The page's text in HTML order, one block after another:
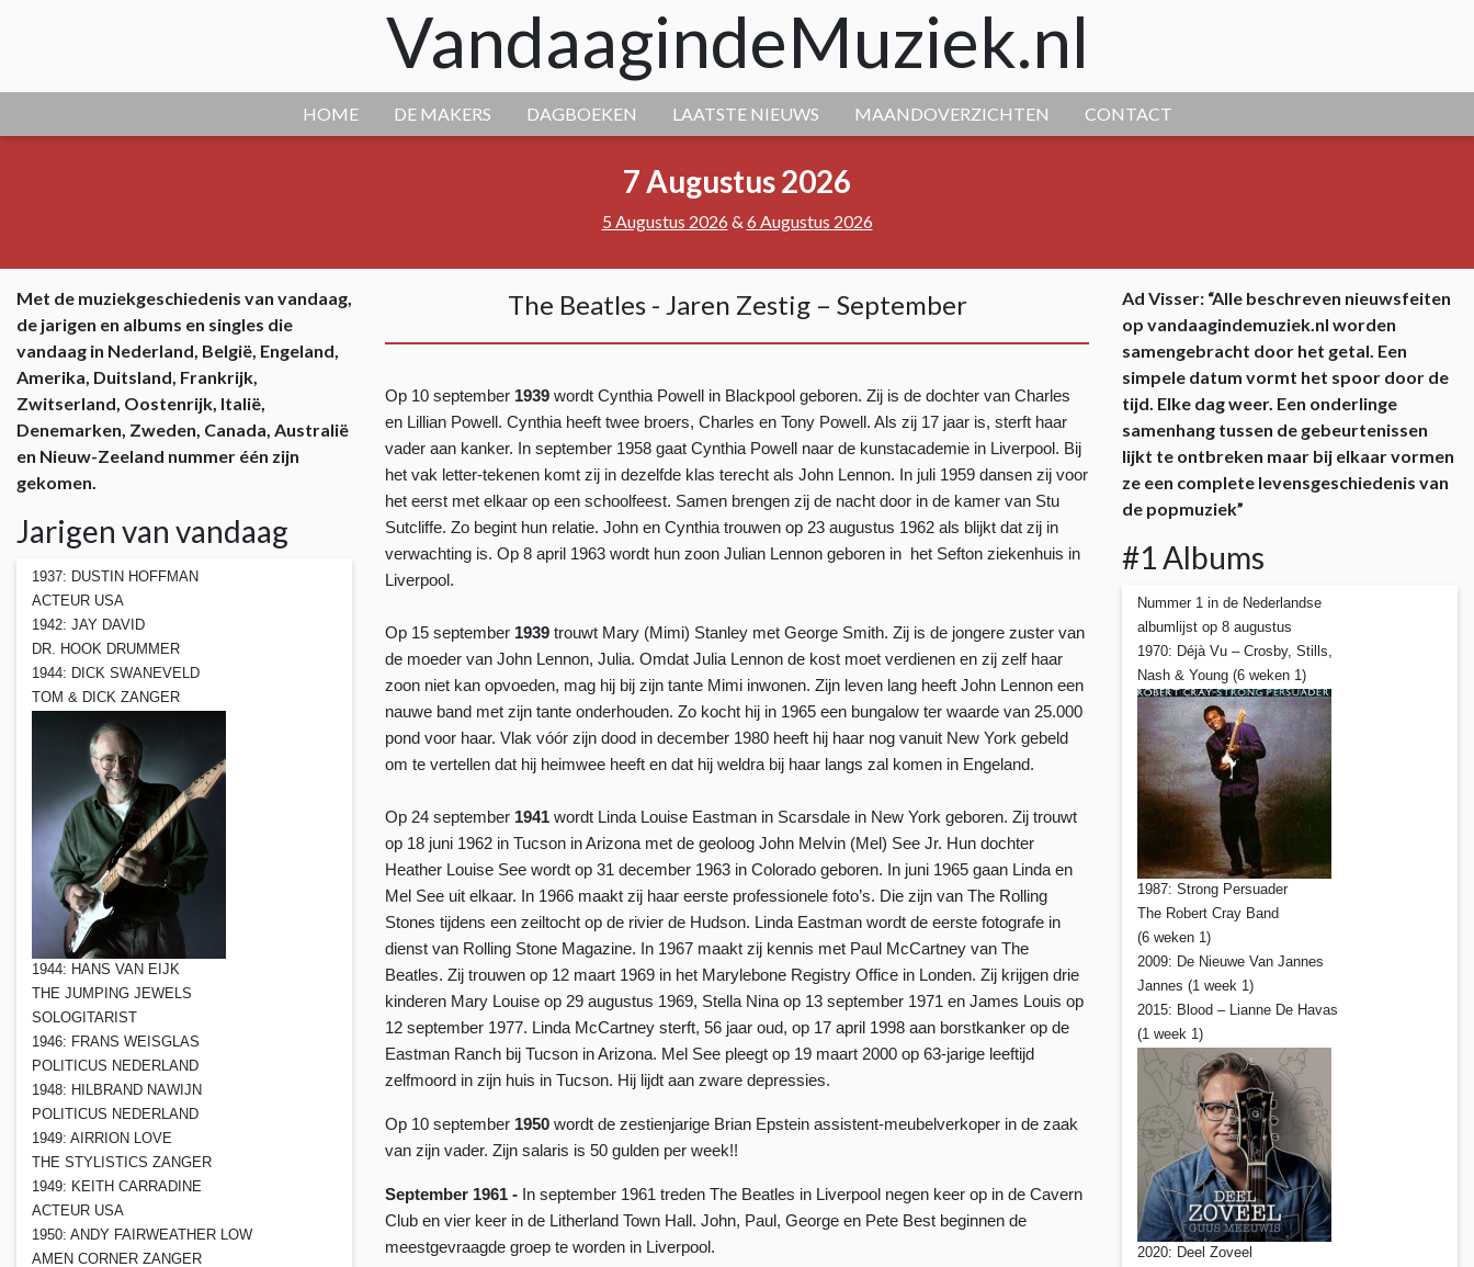
VandaagindeMuziek.nl
HOME DE MAKERS DAGBOEKEN LAATSTE NIEUWS MAANDOVERZICHTEN CONTACT
7 Augustus 2026
5 Augustus 2026 & 6 Augustus 2026
Met de muziekgeschiedenis van vandaag,
de jarigen en albums en singles die
vandaag in Nederland, België, Engeland,
Amerika, Duitsland, Frankrijk,
Zwitserland, Oostenrijk, Italië,
Denemarken, Zweden, Canada, Australië
en Nieuw-Zeeland nummer één zijn
gekomen.
Jarigen van vandaag
1937: DUSTIN HOFFMAN
ACTEUR USA
1942: JAY DAVID
DR. HOOK DRUMMER
1944: DICK SWANEVELD
TOM & DICK ZANGER
1944: HANS VAN EIJK
THE JUMPING JEWELS
SOLOGITARIST
1946: FRANS WEISGLAS
POLITICUS NEDERLAND
1948: HILBRAND NAWIJN
POLITICUS NEDERLAND
1949: AIRRION LOVE
THE STYLISTICS ZANGER
1949: KEITH CARRADINE
ACTEUR USA
1950: ANDY FAIRWEATHER LOW
AMEN CORNER ZANGER
The Beatles - Jaren Zestig – September
Op 10 september 1939 wordt Cynthia Powell in Blackpool geboren. Zij is de dochter van Charles
en Lillian Powell. Cynthia heeft twee broers, Charles en Tony Powell. Als zij 17 jaar is, sterft haar
vader aan kanker. In september 1958 gaat Cynthia Powell naar de kunstacademie in Liverpool. Bij
het vak letter-tekenen komt zij in dezelfde klas terecht als John Lennon. In juli 1959 dansen zij voor
het eerst met elkaar op een schoolfeest. Samen brengen zij de nacht door in de kamer van Stu
Sutcliffe. Zo begint hun relatie. John en Cynthia trouwen op 23 augustus 1962 als blijkt dat zij in
verwachting is. Op 8 april 1963 wordt hun zoon Julian Lennon geboren in het Sefton ziekenhuis in
Liverpool.
Op 15 september 1939 trouwt Mary (Mimi) Stanley met George Smith. Zij is de jongere zuster van
de moeder van John Lennon, Julia. Omdat Julia Lennon de kost moet verdienen en zij zelf haar
zoon niet kan opvoeden, mag hij bij zijn tante Mimi inwonen. Zijn leven lang heeft John Lennon een
nauwe band met zijn tante onderhouden. Zo kocht hij in 1965 een bungalow ter waarde van 25.000
pond voor haar. Vlak vóór zijn dood in december 1980 heeft hij haar nog vanuit New York gebeld
om te vertellen dat hij heimwee heeft en dat hij weldra bij haar langs zal komen in Engeland.
Op 24 september 1941 wordt Linda Louise Eastman in Scarsdale in New York geboren. Zij trouwt
op 18 juni 1962 in Tucson in Arizona met de geoloog John Melvin (Mel) See Jr. Hun dochter
Heather Louise See wordt op 31 december 1963 in Colorado geboren. In juni 1965 gaan Linda en
Mel See uit elkaar. In 1966 maakt zij haar eerste professionele foto’s. Die zijn van The Rolling
Stones tijdens een zeiltocht op de rivier de Hudson. Linda Eastman wordt de eerste fotografe in
dienst van Rolling Stone Magazine. In 1967 maakt zij kennis met Paul McCartney van The
Beatles. Zij trouwen op 12 maart 1969 in het Marylebone Registry Office in Londen. Zij krijgen drie
kinderen Mary Louise op 29 augustus 1969, Stella Nina op 13 september 1971 en James Louis op
12 september 1977. Linda McCartney sterft, 56 jaar oud, op 17 april 1998 aan borstkanker op de
Eastman Ranch bij Tucson in Arizona. Mel See pleegt op 19 maart 2000 op 63-jarige leeftijd
zelfmoord in zijn huis in Tucson. Hij lijdt aan zware depressies.
Op 10 september 1950 wordt de zestienjarige Brian Epstein assistent-meubelverkoper in de zaak
van zijn vader. Zijn salaris is 50 gulden per week!!
September 1961 - In september 1961 treden The Beatles in Liverpool negen keer op in de Cavern
Club en vier keer in de Litherland Town Hall. John, Paul, George en Pete Best beginnen de
meestgevraagde groep te worden in Liverpool.
Ad Visser: “Alle beschreven nieuwsfeiten
op vandaagindemuziek.nl worden
samengebracht door het getal. Een
simpele datum vormt het spoor door de
tijd. Elke dag weer. Een onderlinge
samenhang tussen de gebeurtenissen
lijkt te ontbreken maar bij elkaar vormen
ze een complete levensgeschiedenis van
de popmuziek”
#1 Albums
Nummer 1 in de Nederlandse
albumlijst op 8 augustus
1970: Déjà Vu – Crosby, Stills,
Nash & Young (6 weken 1)
1987: Strong Persuader
The Robert Cray Band
(6 weken 1)
2009: De Nieuwe Van Jannes
Jannes (1 week 1)
2015: Blood – Lianne De Havas
(1 week 1)
2020: Deel Zoveel